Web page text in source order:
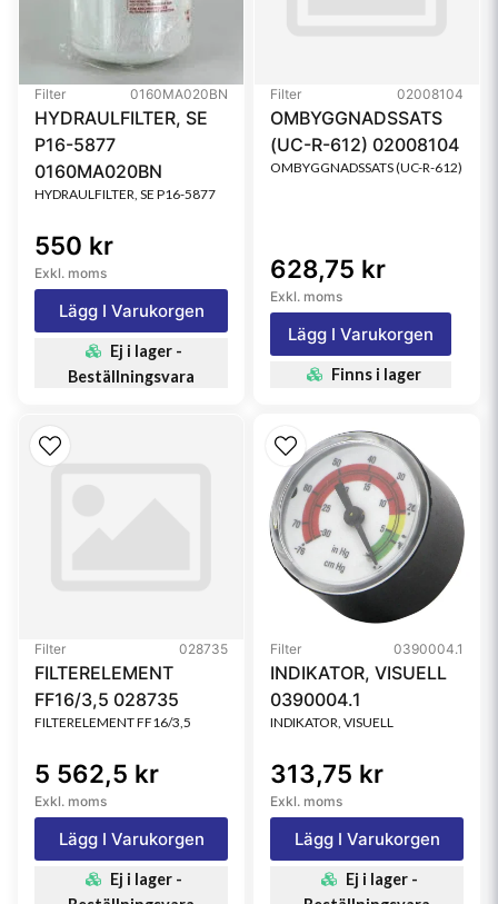
Filter 0160MA020BN
HYDRAULFILTER, SE
P16-5877
0160MA020BN
HYDRAULFILTER, SE P16-5877
550 kr
Exkl. moms
Lägg I Varukorgen
Ej i lager -
Beställningsvara
Filter 02008104
OMBYGGNADSSATS
(UC-R-612) 02008104
OMBYGGNADSSATS (UC-R-612)
628,75 kr
Exkl. moms
Lägg I Varukorgen
Finns i lager
Filter 028735
FILTERELEMENT
FF16/3,5 028735
FILTERELEMENT FF16/3,5
5 562,5 kr
Exkl. moms
Lägg I Varukorgen
Ej i lager -
Filter 0390004.1
INDIKATOR, VISUELL
0390004.1
INDIKATOR, VISUELL
313,75 kr
Exkl. moms
Lägg I Varukorgen
Ej i lager -